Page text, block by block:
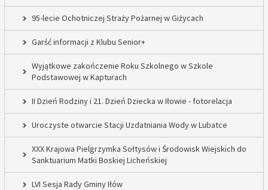
95-lecie Ochotniczej Straży Pożarnej w Giżycach
Garść informacji z Klubu Senior+
Wyjątkowe zakończenie Roku Szkolnego w Szkole
Podstawowej w Kapturach
II Dzień Rodziny i 21. Dzień Dziecka w Iłowie - fotorelacja
Uroczyste otwarcie Stacji Uzdatniania Wody w Lubatce
XXX Krajowa Pielgrzymka Sołtysów i Środowisk Wiejskich do
Sanktuarium Matki Boskiej Licheńskiej
LVI Sesja Rady Gminy Iłów